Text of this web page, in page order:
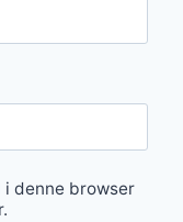
i denne browser